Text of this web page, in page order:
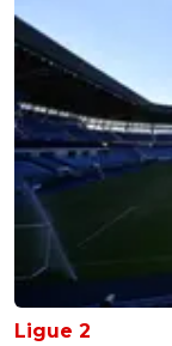
Ligue 2